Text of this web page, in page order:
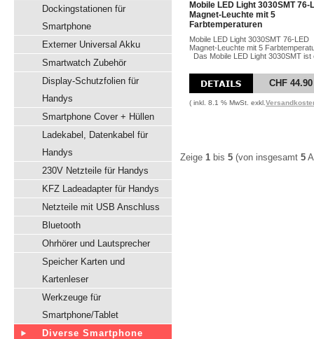
Dockingstationen für
Smartphone
Externer Universal Akku
Smartwatch Zubehör
Display-Schutzfolien für
Handys
Smartphone Cover + Hüllen
Ladekabel, Datenkabel für
Handys
230V Netzteile für Handys
KFZ Ladeadapter für Handys
Netzteile mit USB Anschluss
Bluetooth
Ohrhörer und Lautsprecher
Speicher Karten und
Kartenleser
Werkzeuge für
Smartphone/Tablet
Diverse Smartphone
Mobile LED Light 3030SMT 76-
Magnet-Leuchte mit 5
Farbtemperaturen
Mobile LED Light 3030SMT 76-LED
Magnet-Leuchte mit 5
Das Mobile LED Light 3030SMT ist
CHF 44.90
( inkl. 8.1 % MwSt. exkl.
Zeige 1 bis 5 (von insgesamt 5